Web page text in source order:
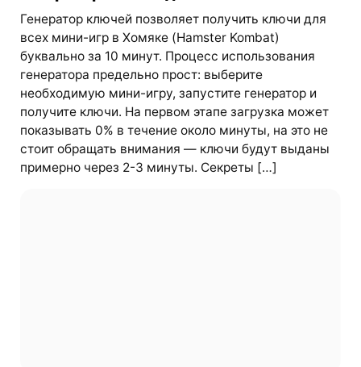
Генератор ключей позволяет получить ключи для
всех мини-игр в Хомяке (Hamster Kombat)
буквально за 10 минут. Процесс использования
генератора предельно прост: выберите
необходимую мини-игру, запустите генератор и
получите ключи. На первом этапе загрузка может
показывать 0% в течение около минуты, на это не
стоит обращать внимания — ключи будут выданы
примерно через 2-3 минуты. Секреты […]